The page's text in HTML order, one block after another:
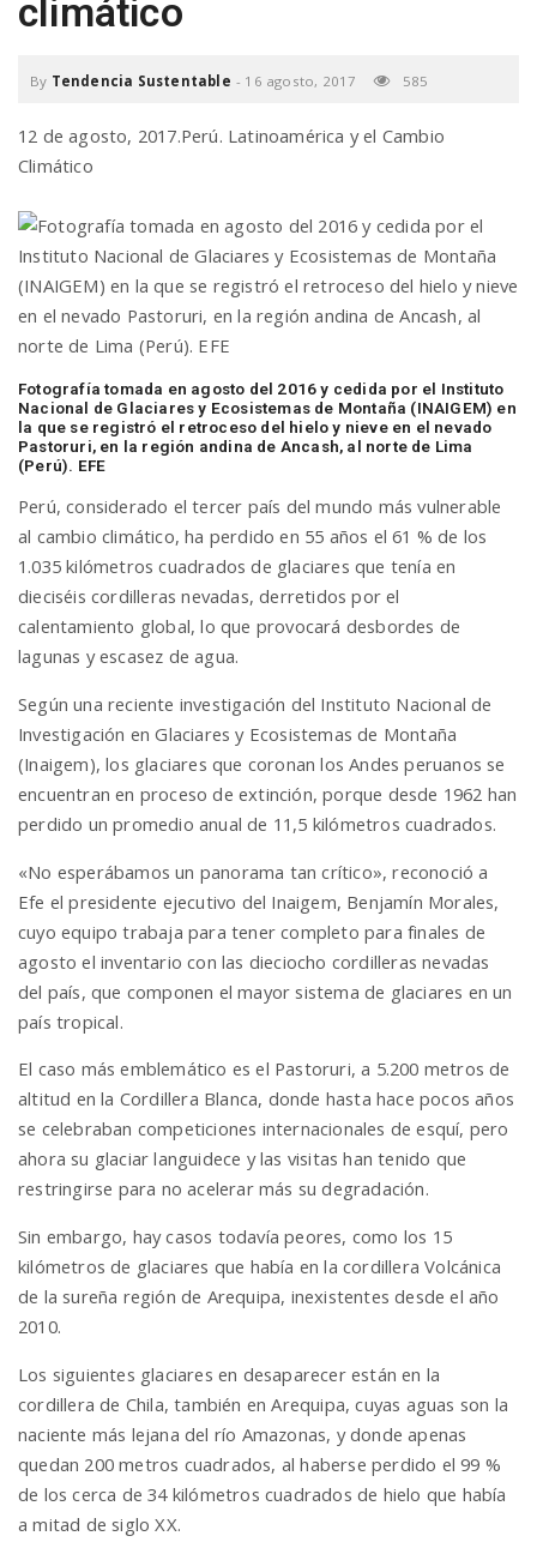
a
i
a
t
i
o
n
climático
By Tendencia Sustentable - 16 agosto, 2017 585
12 de agosto, 2017.Perú. Latinoamérica y el Cambio
Climático
Fotografía tomada en agosto del 2016 y cedida por el Instituto
Nacional de Glaciares y Ecosistemas de Montaña (INAIGEM) en
la que se registró el retroceso del hielo y nieve en el nevado
Pastoruri, en la región andina de Ancash, al norte de Lima
(Perú). EFE
Perú, considerado el tercer país del mundo más vulnerable
al cambio climático, ha perdido en 55 años el 61 % de los
1.035 kilómetros cuadrados de glaciares que tenía en
dieciséis cordilleras nevadas, derretidos por el
calentamiento global, lo que provocará desbordes de
lagunas y escasez de agua.
Según una reciente investigación del Instituto Nacional de
Investigación en Glaciares y Ecosistemas de Montaña
(Inaigem), los glaciares que coronan los Andes peruanos se
encuentran en proceso de extinción, porque desde 1962 han
perdido un promedio anual de 11,5 kilómetros cuadrados.
«No esperábamos un panorama tan crítico», reconoció a
Efe el presidente ejecutivo del Inaigem, Benjamín Morales,
cuyo equipo trabaja para tener completo para finales de
agosto el inventario con las dieciocho cordilleras nevadas
del país, que componen el mayor sistema de glaciares en un
país tropical.
El caso más emblemático es el Pastoruri, a 5.200 metros de
altitud en la Cordillera Blanca, donde hasta hace pocos años
se celebraban competiciones internacionales de esquí, pero
ahora su glaciar languidece y las visitas han tenido que
restringirse para no acelerar más su degradación.
Sin embargo, hay casos todavía peores, como los 15
kilómetros de glaciares que había en la cordillera Volcánica
de la sureña región de Arequipa, inexistentes desde el año
2010.
Los siguientes glaciares en desaparecer están en la
cordillera de Chila, también en Arequipa, cuyas aguas son la
naciente más lejana del río Amazonas, y donde apenas
quedan 200 metros cuadrados, al haberse perdido el 99 %
de los cerca de 34 kilómetros cuadrados de hielo que había
a mitad de siglo XX.